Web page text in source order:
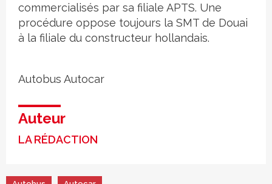
commercialisés par sa filiale APTS. Une
procédure oppose toujours la SMT de Douai
à la filiale du constructeur hollandais.
Autobus Autocar
Auteur
LA RÉDACTION